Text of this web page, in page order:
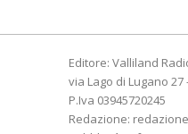
Editore: Valliland
via Lago di Lugano 27
P.Iva 03945720245
Redazione: